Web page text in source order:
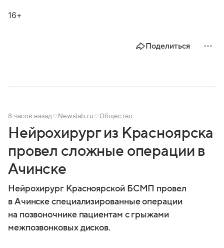
16+
Поделиться
8 часов назад Newslab.ru Общество
Нейрохирург из Красноярска
провел сложные операции в
Ачинске
Нейрохирург Красноярской БСМП провел
в Ачинске специализированные операции
на позвоночнике пациентам с грыжами
межпозвонковых дисков.